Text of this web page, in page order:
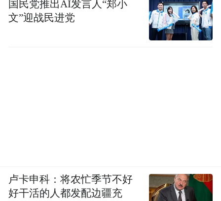
国民党推出AI发言人“郑小
文”迎战民进党
卢卡申科：将农忙季节不好
好干活的人都发配边疆充